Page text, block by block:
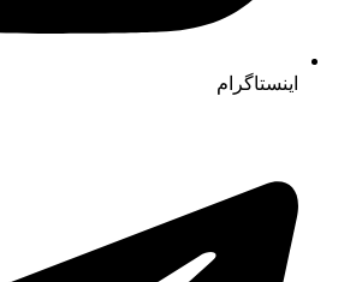
اینستاگرام